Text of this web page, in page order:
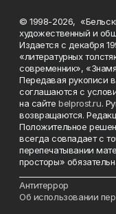
© 1998-2026,
художественный и
Издается с декабря
«литературных
современник»,
Передавая рукописи
соглашаются с
на сайтеbelprost.ru.
возвращаются.
Положительное
всегда совпадает с
перепечатывании
просторы»
Антитеррор
Об использовании